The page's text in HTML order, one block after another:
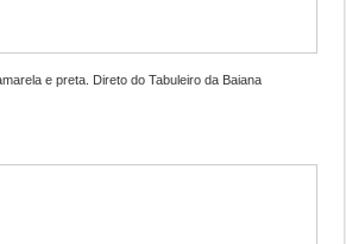
e preta. Direto do Tabuleiro da Baiana